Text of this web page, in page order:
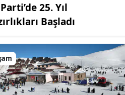
25. Yıl
Başladı